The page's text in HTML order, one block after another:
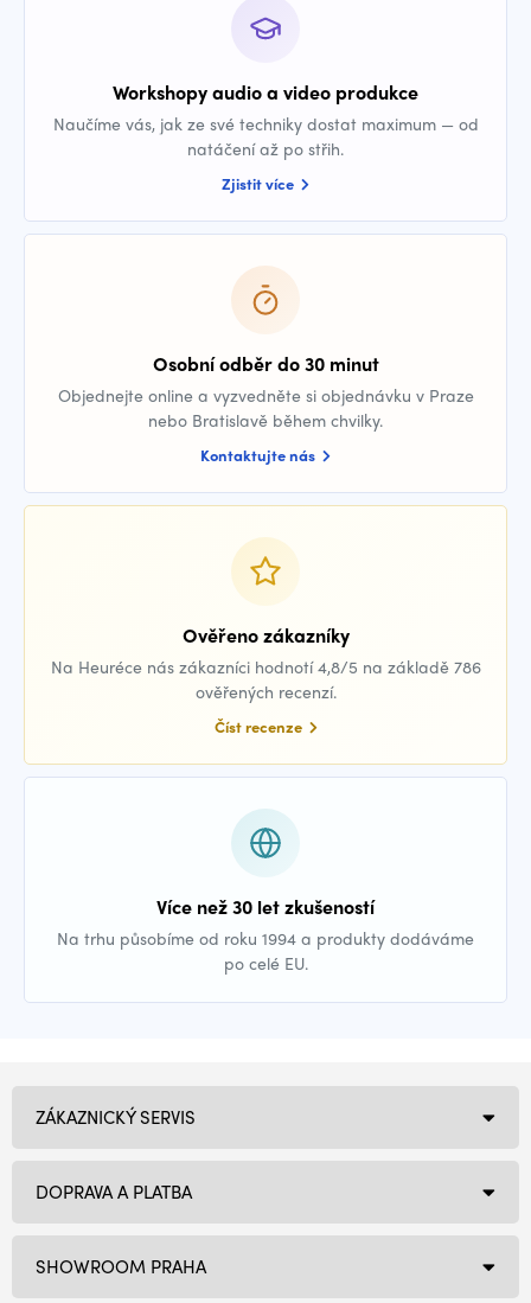
Workshopy audio a video produkce
Naučíme vás, jak ze své techniky dostat maximum — od
natáčení až po střih.
Zjistit více
Osobní odběr do 30 minut
Objednejte online a vyzvedněte si objednávku v Praze
nebo Bratislavě během chvilky.
Kontaktujte nás
Ověřeno zákazníky
Na Heuréce nás zákazníci hodnotí 4,8/5 na základě 786
ověřených recenzí.
Číst recenze
Více než 30 let zkušeností
Na trhu působíme od roku 1994 a produkty dodáváme
po celé EU.
SHOWROOM PRAHA
ZÁKAZNICKÝ SERVIS
DOPRAVA A PLATBA